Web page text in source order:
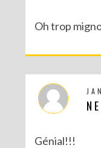
DIY – UN
Oh trop
Génial!!!